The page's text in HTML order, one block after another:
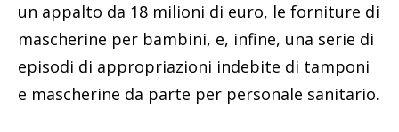
un appalto da 18 milioni di euro, le forniture di
mascherine per bambini, e, infine, una serie di
episodi di appropriazioni indebite di tamponi
e mascherine da parte per personale sanitario.